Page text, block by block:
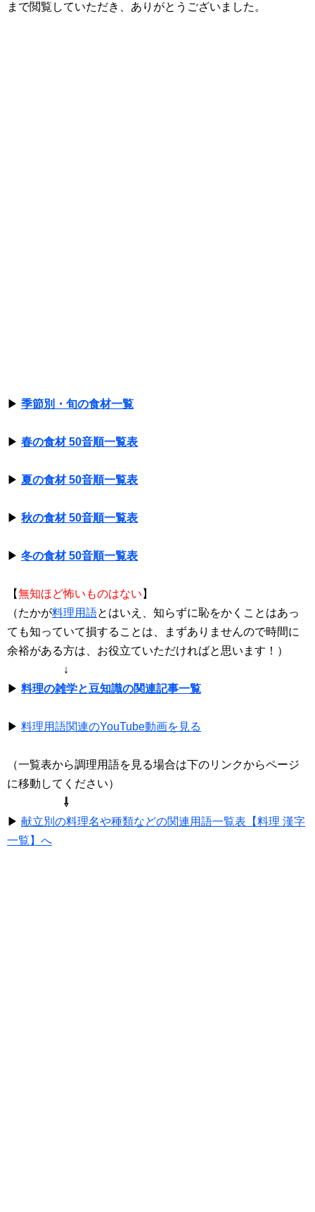
まで閲覧していただき、ありがとうございました。
▶ 季節別・旬の食材一覧
▶ 春の食材 50音順一覧表
▶ 夏の食材 50音順一覧表
▶ 秋の食材 50音順一覧表
▶ 冬の食材 50音順一覧表
【無知ほど怖いものはない 】
（たかが料理用語とはいえ、知らずに恥をかくことはあっ
ても知っていて損することは、まずありませんので時間に
余裕がある方は、お役立ていただければと思います！）
↓
▶ 料理の雑学と豆知識の関連記事一覧
▶ 料理用語関連のYouTube動画を見る
（一覧表から調理用語を見る場合は下のリンクからページ
に移動してください）
⇩
▶ 献立別の料理名や種類などの関連用語一覧表【料理 漢字
一覧】へ